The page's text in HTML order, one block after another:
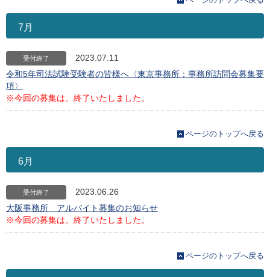
7月
受付終了
2023.07.11
令和5年司法試験受験者の皆様へ〈東京事務所：事務所訪問会募集要
項〉
※今回の募集は、終了いたしました。
ページのトップへ戻る
6月
受付終了
2023.06.26
大阪事務所 アルバイト募集のお知らせ
※今回の募集は、終了いたしました。
ページのトップへ戻る